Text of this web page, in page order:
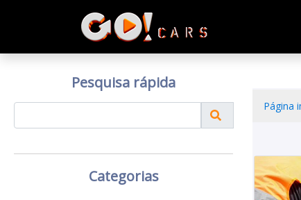
Pesquisa rápida
Categorias
Página